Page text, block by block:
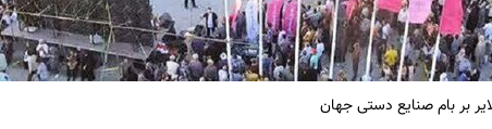
بر بام صنایع دستی جهان